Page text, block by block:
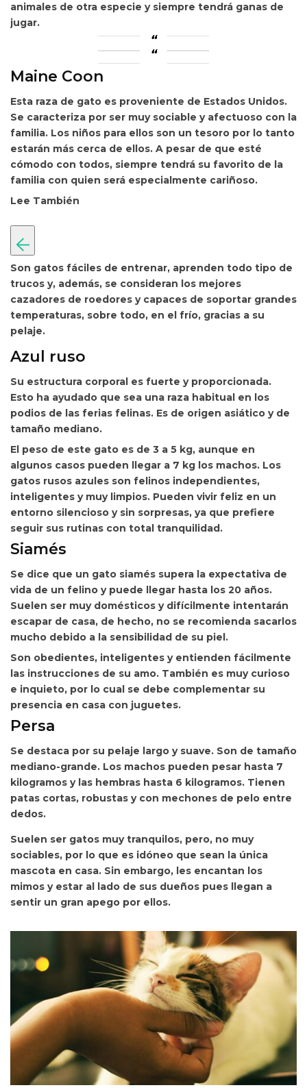
animales de otra especie y siempre tendrá ganas de
jugar.
Maine Coon
Esta raza de gato es proveniente de Estados Unidos.
Se caracteriza por ser muy sociable y afectuoso con la
familia. Los niños para ellos son un tesoro por lo tanto
estarán más cerca de ellos. A pesar de que esté
cómodo con todos, siempre tendrá su favorito de la
familia con quien será especialmente cariñoso.
Lee También
Son gatos fáciles de entrenar, aprenden todo tipo de
trucos y, además, se consideran los mejores
cazadores de roedores y capaces de soportar grandes
temperaturas, sobre todo, en el frío, gracias a su
pelaje.
Azul ruso
Su estructura corporal es fuerte y proporcionada.
Esto ha ayudado que sea una raza habitual en los
podios de las ferias felinas. Es de origen asiático y de
tamaño mediano.
El peso de este gato es de 3 a 5 kg, aunque en
algunos casos pueden llegar a 7 kg los machos. Los
gatos rusos azules son felinos independientes,
inteligentes y muy limpios. Pueden vivir feliz en un
entorno silencioso y sin sorpresas, ya que prefiere
seguir sus rutinas con total tranquilidad.
Siamés
Se dice que un gato siamés supera la expectativa de
vida de un felino y puede llegar hasta los 20 años.
Suelen ser muy domésticos y difícilmente intentarán
escapar de casa, de hecho, no se recomienda sacarlos
mucho debido a la sensibilidad de su piel.
Son obedientes, inteligentes y entienden fácilmente
las instrucciones de su amo. También es muy curioso
e inquieto, por lo cual se debe complementar su
presencia en casa con juguetes.
Persa
Se destaca por su pelaje largo y suave. Son de tamaño
mediano-grande. Los machos pueden pesar hasta 7
kilogramos y las hembras hasta 6 kilogramos. Tienen
patas cortas, robustas y con mechones de pelo entre
dedos.
Suelen ser gatos muy tranquilos, pero, no muy
sociables, por lo que es idóneo que sean la única
mascota en casa. Sin embargo, les encantan los
mimos y estar al lado de sus dueños pues llegan a
sentir un gran apego por ellos.